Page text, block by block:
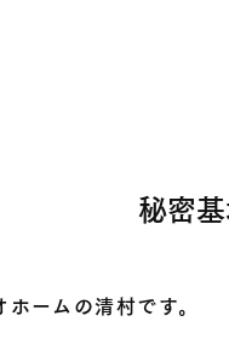
秘密
ームの清村です。